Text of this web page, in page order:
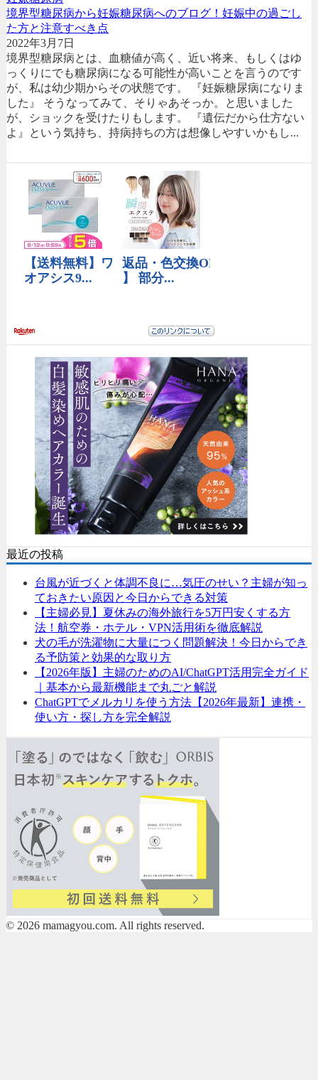
境界型糖尿病から妊娠糖尿病へのブログ！妊娠中の過ごし
た方と注意すべき点
2022年3月7日
境界型糖尿病とは、血糖値が高く、近い将来、もしくはゆ
っくりにでも糖尿病になる可能性が高いことを言うのです
が、私は幼少期からその状態です。 『妊娠糖尿病になりま
した』 そうなってみて、そりゃあそっか。と思いました
が、ショックを受けたりもします。 『遺伝だから仕方ない
よ』という気持ち、持病持ちの方は想像しやすいかもし...
最近の投稿
台風が近づくと体調不良に…気圧のせい？主婦が知っ
ておきたい原因と今日からできる対策
【主婦必見】夏休みの海外旅行を5万円安くする方
法！航空券・ホテル・VPN活用術を徹底解説
犬の毛が洗濯物に大量につく問題解決！今日からでき
る予防策と効果的な取り方
【2026年版】主婦のためのAI/ChatGPT活用完全ガイド
｜基本から最新機能まで丸ごと解説
ChatGPTでメルカリを使う方法【2026年最新】連携・
使い方・探し方を完全解説
© 2026 mamagyou.com. All rights reserved.